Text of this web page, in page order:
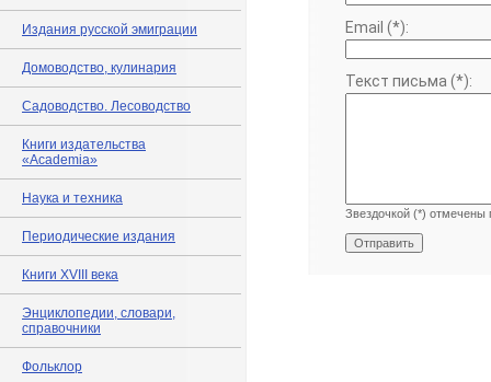
Издания русской эмиграции
Домоводство, кулинария
Садоводство. Лесоводство
Книги издательства
«Academia»
Наука и техника
Периодические издания
Книги XVIII века
Энциклопедии, словари,
справочники
Фольклор
Email (*):
Текст письма (*):
Звездочкой (*) отмечены